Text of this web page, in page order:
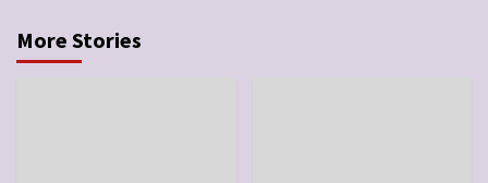
More Stories